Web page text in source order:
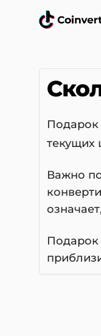
Подарок
текущих
Важно
Подарок